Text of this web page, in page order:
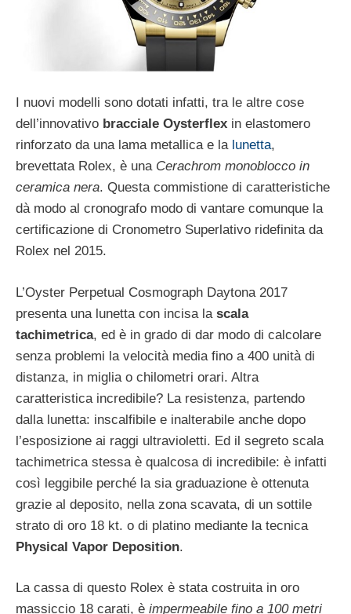
I nuovi modelli sono dotati infatti, tra le altre cose
dell’innovativo bracciale Oysterflex in elastomero
rinforzato da una lama metallica e la lunetta,
brevettata Rolex, è una Cerachrom monoblocco in
ceramica nera. Questa commistione di caratteristiche
dà modo al cronografo modo di vantare comunque la
certificazione di Cronometro Superlativo ridefinita da
Rolex nel 2015.
L’Oyster Perpetual Cosmograph Daytona 2017
presenta una lunetta con incisa la scala
tachimetrica, ed è in grado di dar modo di calcolare
senza problemi la velocità media fino a 400 unità di
distanza, in miglia o chilometri orari. Altra
caratteristica incredibile? La resistenza, partendo
dalla lunetta: inscalfibile e inalterabile anche dopo
l’esposizione ai raggi ultravioletti. Ed il segreto scala
tachimetrica stessa è qualcosa di incredibile: è infatti
così leggibile perché la sia graduazione è ottenuta
grazie al deposito, nella zona scavata, di un sottile
strato di oro 18 kt. o di platino mediante la tecnica
Physical Vapor Deposition.
La cassa di questo Rolex è stata costruita in oro
massiccio 18 carati, è impermeabile fino a 100 metri